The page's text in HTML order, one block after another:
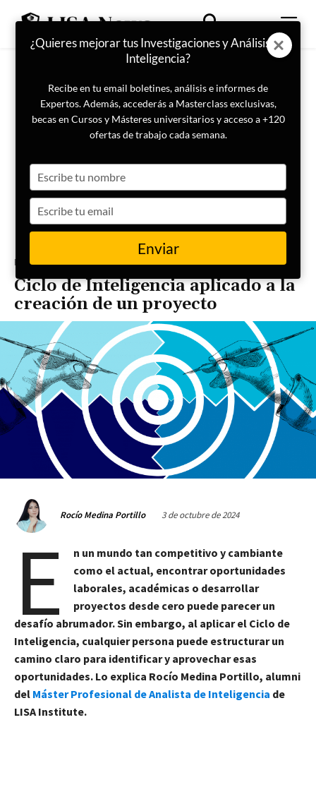
Portada Inteligencia
Ciclo de Inteligencia aplicado a la
creación de un proyecto
Rocío Medina Portillo 3 de octubre de 2024
E
n un mundo tan competitivo y cambiante
como el actual, encontrar oportunidades
laborales, académicas o desarrollar
proyectos desde cero puede parecer un
desafío abrumador. Sin embargo, al aplicar el Ciclo de
Inteligencia, cualquier persona puede estructurar un
camino claro para identificar y aprovechar esas
oportunidades. Lo explica Rocío Medina Portillo, alumni
del Máster Profesional de Analista de Inteligencia de
LISA Institute.
¿Quieres mejorar tus Investigaciones y Análisis de
Inteligencia?
Recibe en tu email boletines, análisis e informes de
Expertos. Además, accederás a Masterclass exclusivas,
becas en Cursos y Másteres universitarios y acceso a +120
ofertas de trabajo cada semana.
your
name
your
email
Enviar